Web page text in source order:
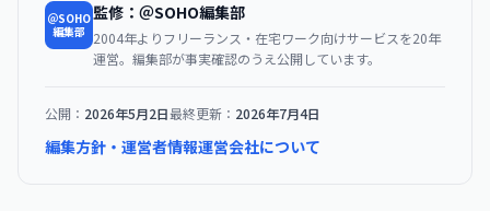
＠SOHO
編集部
監修：＠SOHO編集部
2004年よりフリーランス・在宅ワーク向けサービスを20年
運営。編集部が事実確認のうえ公開しています。
公開： 2026年5月2日最終更新： 2026年7月4日
編集方針・運営者情報運営会社について